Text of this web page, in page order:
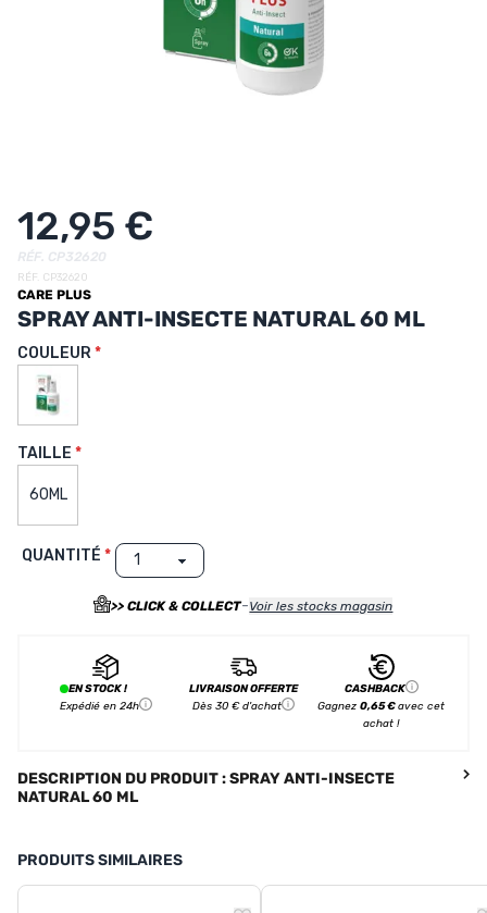
MES FAVORIS
LE BLOG DES TONTONS
CONTACT
12,95 €
RÉF. CP32620
RÉF. CP32620
CARE PLUS
SPRAY ANTI-INSECTE NATURAL 60 ML
COULEUR
TAILLE
60ML
QUANTITÉ
>> CLICK & COLLECT-Voir les stocks magasin
EN STOCK !
Expédié en 24h
LIVRAISON OFFERTE
Dès 30 € d'achat
CASHBACK
Gagnez 0,65 €avec cet
achat !
DESCRIPTION DU PRODUIT : SPRAY ANTI-INSECTE
NATURAL 60 ML
PRODUITS SIMILAIRES